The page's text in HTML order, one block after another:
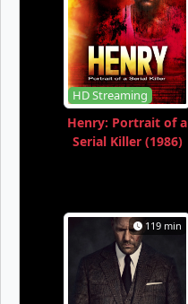
HD Streaming
Henry: Portrait of a
Serial Killer (1986)
119 min